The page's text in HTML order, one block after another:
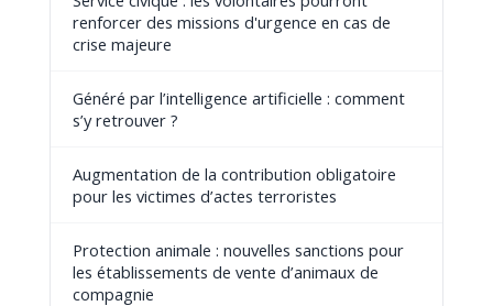
renforcer des missions d'urgence en cas de
crise majeure
Généré par l’intelligence artificielle : comment
s’y retrouver ?
Augmentation de la contribution obligatoire
pour les victimes d’actes terroristes
Protection animale : nouvelles sanctions pour
les établissements de vente d’animaux de
compagnie